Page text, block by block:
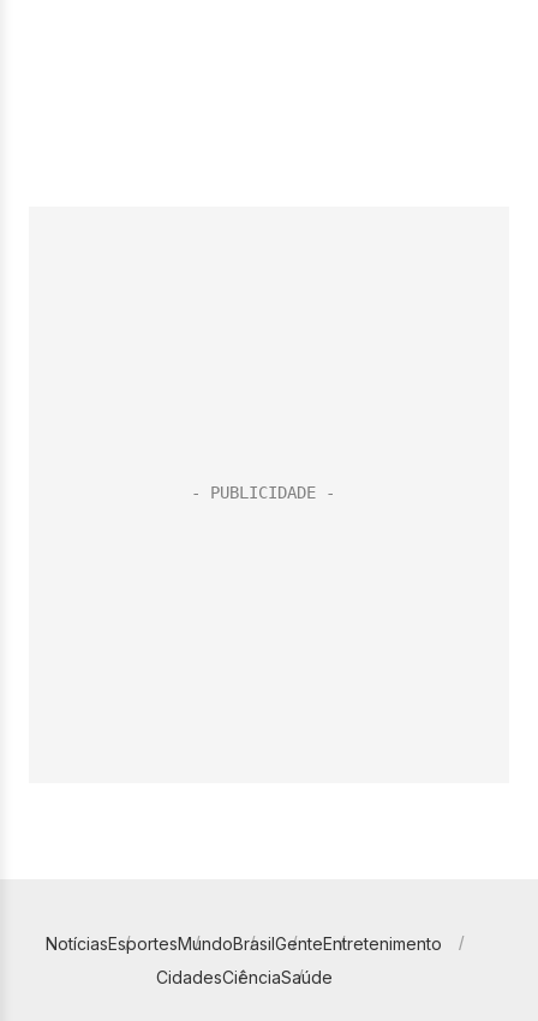
NotíciasEsportesMundoBrasilGenteEntretenimento
CidadesCiênciaSaúde